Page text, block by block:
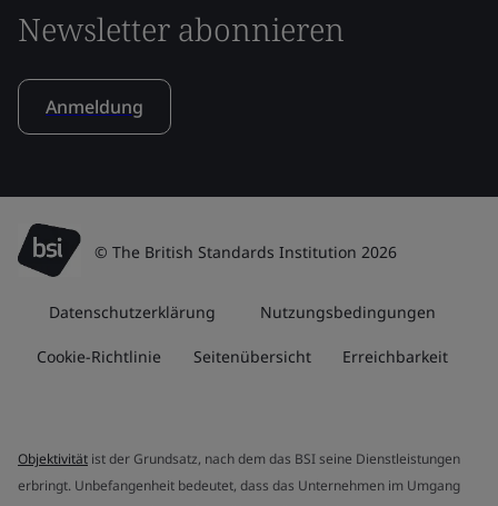
Newsletter abonnieren
Anmeldung
© The British Standards Institution 2026
Datenschutzerklärung Nutzungsbedingungen
Cookie-Richtlinie Seitenübersicht Erreichbarkeit
Objektivität ist der Grundsatz, nach dem das BSI seine Dienstleistungen
erbringt. Unbefangenheit bedeutet, dass das Unternehmen im Umgang